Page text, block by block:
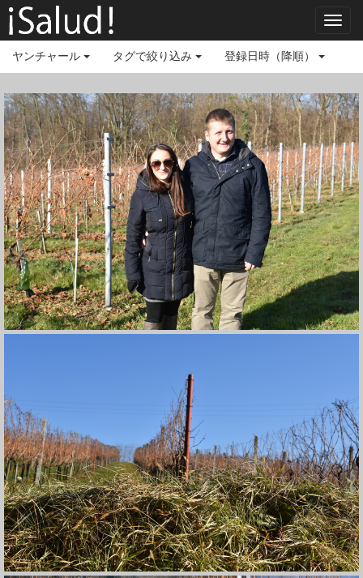
ヤンチャール
タグで絞り込み 登録日時（降順）